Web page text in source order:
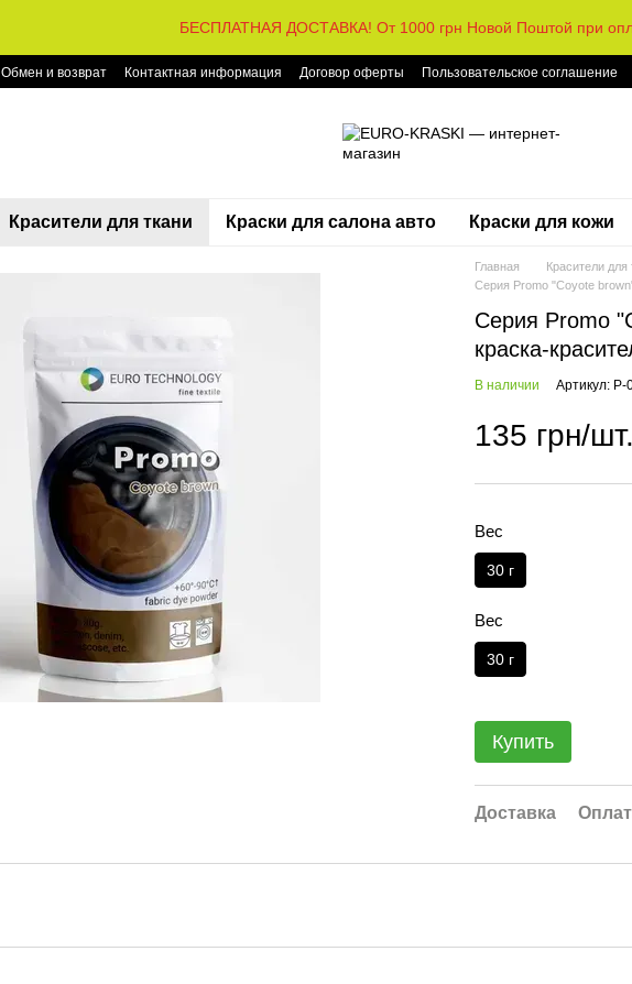
БЕСПЛАТНАЯ ДОСТАВКА! От 1000 грн Новой Поштой при
Обмен и возврат Контактная информация Договор оферты Пользовательское соглашение
Красители для ткани Краски для салона авто Краски для кожи
Главная Красители для
Серия Promo "Coyote
Серия Promo
краска-
В наличии Артикул: P-
135 грн/шт.
Вес
30 г
Вес
30 г
Купить
Доставка